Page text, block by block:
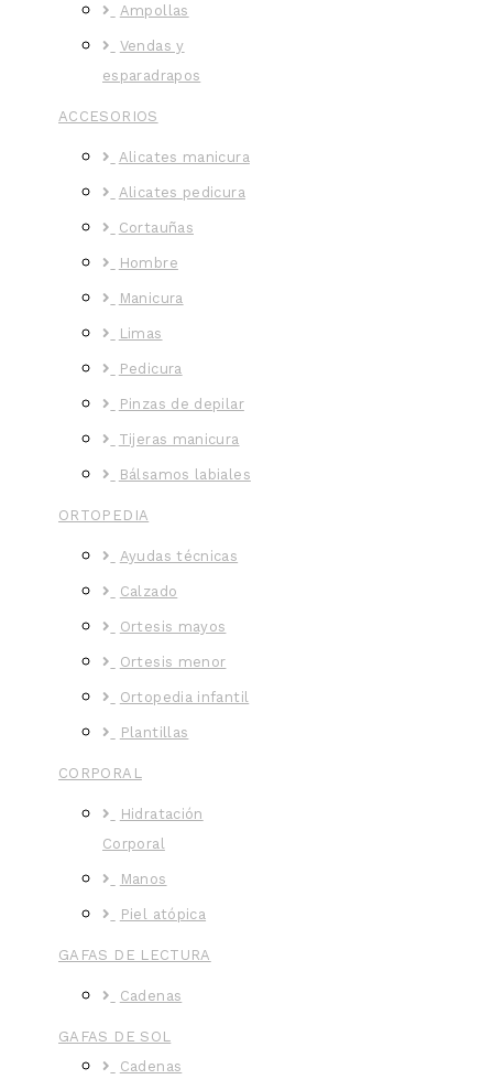
Ampollas
Vendas y
esparadrapos
ACCESORIOS
Alicates manicura
Alicates pedicura
Cortauñas
Hombre
Manicura
Limas
Pedicura
Pinzas de depilar
Tijeras manicura
Bálsamos labiales
ORTOPEDIA
Ayudas técnicas
Calzado
Ortesis mayos
Ortesis menor
Ortopedia infantil
Plantillas
CORPORAL
Hidratación
Corporal
Manos
Piel atópica
GAFAS DE LECTURA
Cadenas
GAFAS DE SOL
Cadenas